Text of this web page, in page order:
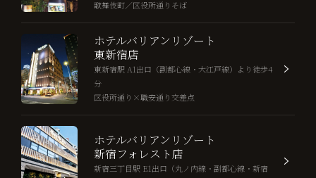
歌舞伎町／区役所通りそば
ホテルバリアンリゾート
東新宿店
東新宿駅 A1出口（副都心線・大江戸線）より徒歩4
分
区役所通り×職安通り交差点
ホテルバリアンリゾート
新宿フォレスト店
新宿三丁目駅 E1出口（丸ノ内線・副都心線・新宿